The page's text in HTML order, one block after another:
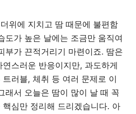
위에 지치고 땀 때문에 불편함
도가 높은 날에는 조금만 움직여
부가 끈적거리기 마련이죠. 땀은
스러운 반응이지만, 과도하게
러블, 체취 등 여러 문제로 이
래서 오늘은 땀이 많이 날 때 꼭
심만 정리해 드리겠습니다. 아